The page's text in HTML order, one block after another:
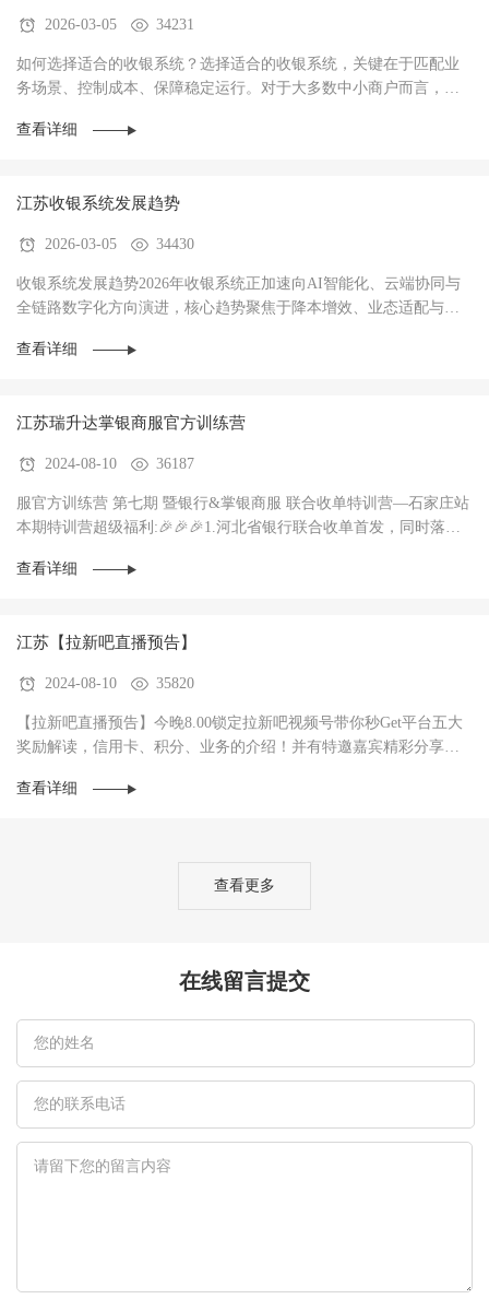
2026-03-05 34231
如何选择适合的收银系统？选择适合的收银系统，关键在于‌匹配业
务场景、控制成本、保障稳定运行‌。对于大多数中小商户而言，优
查看详细
江苏收银系统发展趋势
2026-03-05 34430
收银系统发展趋势2026年收银系统正加速向AI智能化、云端协同与
全链路数字化方向演进，核心趋势聚焦于‌降本增效、业态适配与数
查看详细
江苏瑞升达掌银商服官方训练营
2024-08-10 36187
服官方训练营 第七期 暨银行&掌银商服 联合收单特训营—石家庄站
本期特训营超级福利:🎉🎉🎉1.河北省银行联合收单首发，同时落地3
查看详细
江苏【拉新吧直播预告】
2024-08-10 35820
【拉新吧直播预告】今晚8.00锁定拉新吧视频号带你秒Get平台五大
奖励解读，信用卡、积分、业务的介绍！并有特邀嘉宾精彩分享！
查看详细
查看更多
在线留言提交